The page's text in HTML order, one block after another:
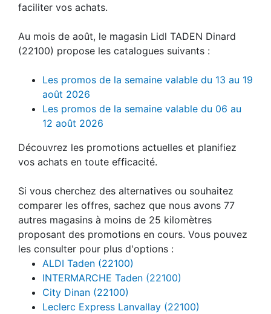
faciliter vos achats.
Au mois de août, le magasin Lidl TADEN Dinard
(22100) propose les catalogues suivants :
Les promos de la semaine valable du 13 au 19
août 2026
Les promos de la semaine valable du 06 au
12 août 2026
Découvrez les promotions actuelles et planifiez
vos achats en toute efficacité.
Si vous cherchez des alternatives ou souhaitez
comparer les offres, sachez que nous avons 77
autres magasins à moins de 25 kilomètres
proposant des promotions en cours. Vous pouvez
les consulter pour plus d'options :
ALDI Taden (22100)
INTERMARCHE Taden (22100)
City Dinan (22100)
Leclerc Express Lanvallay (22100)